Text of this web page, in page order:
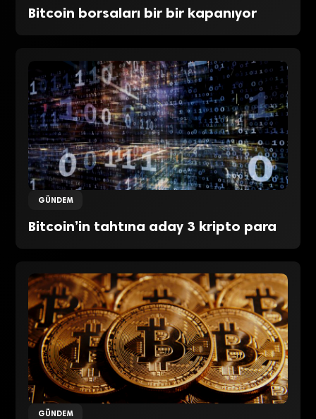
Bitcoin borsaları bir bir kapanıyor
GÜNDEM
Bitcoin’in tahtına aday 3 kripto para
GÜNDEM